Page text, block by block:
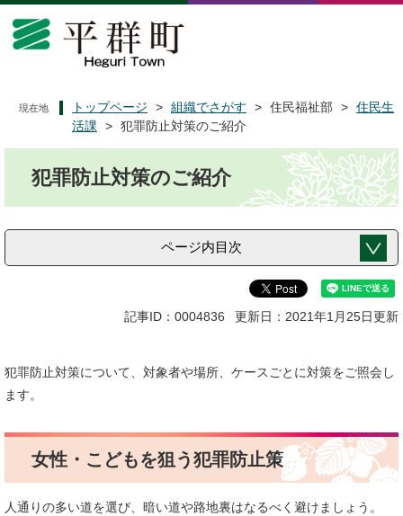
ペ
メ
現在地 トップページ > 組織でさがす > 住民福祉部 > 住民生
活課
> 犯罪防止対策のご紹介
犯罪防止対策のご紹介
ページ内目次
記事ID：0004836 更新日：2021年1月25日更新
犯罪防止対策について、対象者や場所、ケースごとに対策をご照会し
ます。
女性・こどもを狙う犯罪防止策
人通りの多い道を選び、暗い道や路地裏はなるべく避けましょう。